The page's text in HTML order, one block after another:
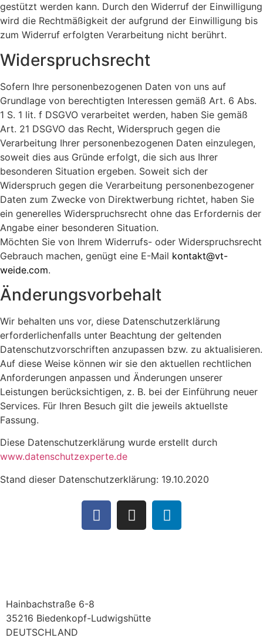
gestützt werden kann. Durch den Widerruf der Einwilligung
wird die Rechtmäßigkeit der aufgrund der Einwilligung bis
zum Widerruf erfolgten Verarbeitung nicht berührt.
Widerspruchsrecht
Sofern Ihre personenbezogenen Daten von uns auf
Grundlage von berechtigten Interessen gemäß Art. 6 Abs.
1 S. 1 lit. f DSGVO verarbeitet werden, haben Sie gemäß
Art. 21 DSGVO das Recht, Widerspruch gegen die
Verarbeitung Ihrer personenbezogenen Daten einzulegen,
soweit dies aus Gründe erfolgt, die sich aus Ihrer
besonderen Situation ergeben. Soweit sich der
Widerspruch gegen die Verarbeitung personenbezogener
Daten zum Zwecke von Direktwerbung richtet, haben Sie
ein generelles Widerspruchsrecht ohne das Erfordernis der
Angabe einer besonderen Situation.
Möchten Sie von Ihrem Widerrufs- oder Widerspruchsrecht
Gebrauch machen, genügt eine E-Mail kontakt@vt-
weide.com.
Änderungsvorbehalt
Wir behalten uns vor, diese Datenschutzerklärung
erforderlichenfalls unter Beachtung der geltenden
Datenschutzvorschriften anzupassen bzw. zu aktualisieren.
Auf diese Weise können wir sie den aktuellen rechtlichen
Anforderungen anpassen und Änderungen unserer
Leistungen berücksichtigen, z. B. bei der Einführung neuer
Services. Für Ihren Besuch gilt die jeweils aktuellste
Fassung.
Diese Datenschutzerklärung wurde erstellt durch
www.datenschutzexperte.de
Stand dieser Datenschutzerklärung: 19.10.2020
Hainbachstraße 6-8
35216 Biedenkopf-Ludwigshütte
DEUTSCHLAND